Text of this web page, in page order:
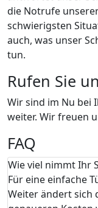
die Notrufe
schwierigsten
auch, was unser
tun.
Rufen Sie
Wir sind im Nu bei
weiter. Wir freuen
FAQ
Wie viel nimmt Ihr
Für eine einfache
Weiter ändert sich